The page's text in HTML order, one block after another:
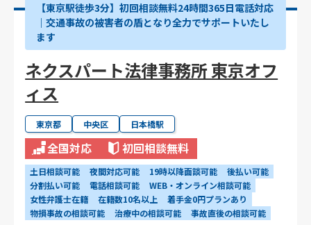
【東京駅徒歩3分】初回相談無料24時間365日電話対応
｜交通事故の被害者の盾となり全力でサポートいたし
ます
ネクスパート法律事務所 東京オフ
ィス
東京都 中央区 日本橋駅
全国対応 初回相談無料
土日相談可能 夜間対応可能 19時以降面談可能
後払い可能
分割払い可能
電話相談可能
WEB・オンライン相談可能
女性弁護士在籍
在籍数10名以上
着手金0円プランあり
物損事故の相談可能
治療中の相談可能 事故直後の相談可能